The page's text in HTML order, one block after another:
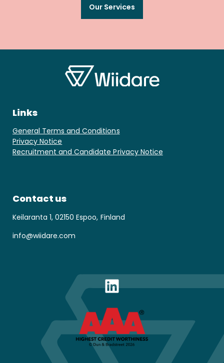
Our Services
Contact us
Keilaranta 1, 02150 Espoo, Finland
info@wiidare.com
Links
General Terms and Conditions
Privacy Notice
Recruitment and Candidate Privacy Notice
LinkedIn